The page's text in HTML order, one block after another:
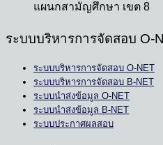
แผนกสามัญศึกษา เขต 8
ระบบบริหารการจัดสอบ O-
ระบบบริหารการจัดสอบ O-NET
ระบบบริหารการจัดสอบ B-NET
ระบบนำส่งข้อมูล O-NET
ระบบนำส่งข้อมูล B-NET
ระบบประกาศผลสอบ